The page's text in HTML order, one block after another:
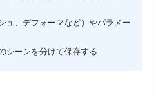
ュ、デフォーマなど）やパラメー
シーンを分けて保存する